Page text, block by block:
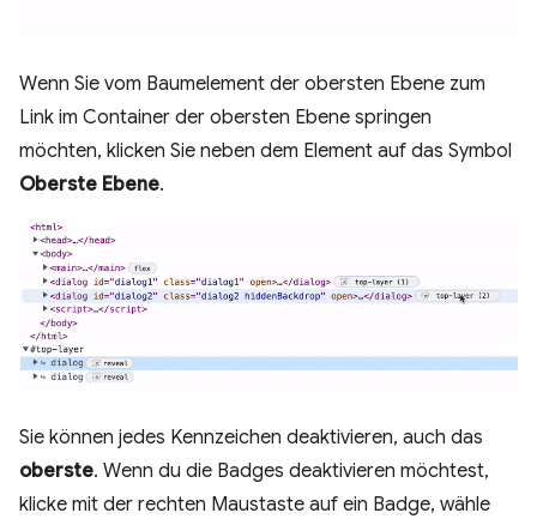
Wenn Sie vom Baumelement der obersten Ebene zum
Link im Container der obersten Ebene springen
möchten, klicken Sie neben dem Element auf das Symbol
Oberste Ebene.
Sie können jedes Kennzeichen deaktivieren, auch das
oberste. Wenn du die Badges deaktivieren möchtest,
klicke mit der rechten Maustaste auf ein Badge, wähle